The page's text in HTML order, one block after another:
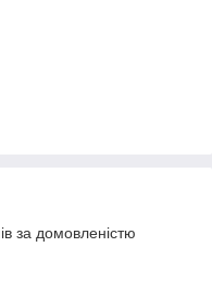
за домовленістю